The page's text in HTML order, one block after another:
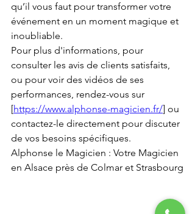
qu’il vous faut pour transformer votre
événement en un moment magique et
inoubliable.
Pour plus d'informations, pour
consulter les avis de clients satisfaits,
ou pour voir des vidéos de ses
performances, rendez-vous sur
[https://www.alphonse-magicien.fr/] ou
contactez-le directement pour discuter
de vos besoins spécifiques.
Alphonse le Magicien : Votre Magicien
en Alsace près de Colmar et Strasbourg